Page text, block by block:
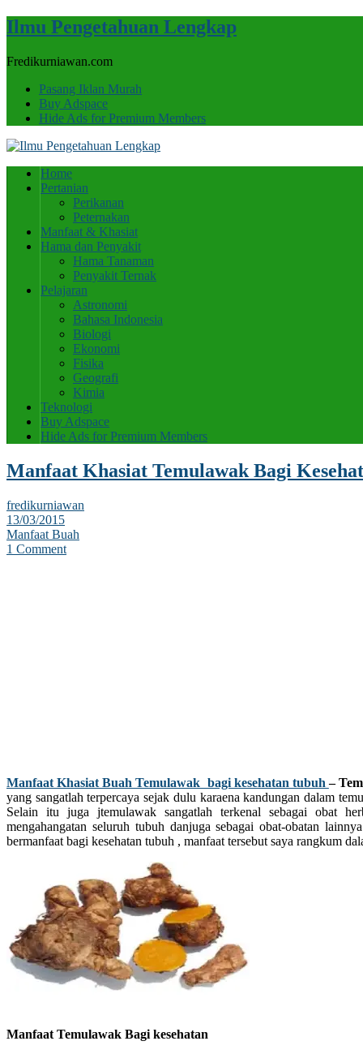
Ilmu Pengetahuan Lengkap
Fredikurniawan.com
Pasang Iklan Murah
Buy Adspace
Hide Ads for Premium Members
Home
Pertanian
Perikanan
Peternakan
Manfaat & Khasiat
Hama dan Penyakit
Hama Tanaman
Penyakit Ternak
Pelajaran
Astronomi
Bahasa Indonesia
Biologi
Ekonomi
Fisika
Geografi
Kimia
Teknologi
Buy Adspace
Hide Ads for Premium Members
Manfaat Khasiat Temulawak Bagi
fredikurniawan
13/03/2015
Manfaat Buah
1 Comment
Manfaat Khasiat Buah Temulawak bagi kesehatan tubuh–
yang sangatlah terpercaya sejak dulu karaena kandungan dalam
Selain itu juga jtemulawak sangatlah terkenal sebagai obat
mengahangatan seluruh tubuh danjuga sebagai obat-obatan
bermanfaat bagi kesehatan tubuh , manfaat tersebut saya rangkum
Manfaat Temulawak Bagi kesehatan